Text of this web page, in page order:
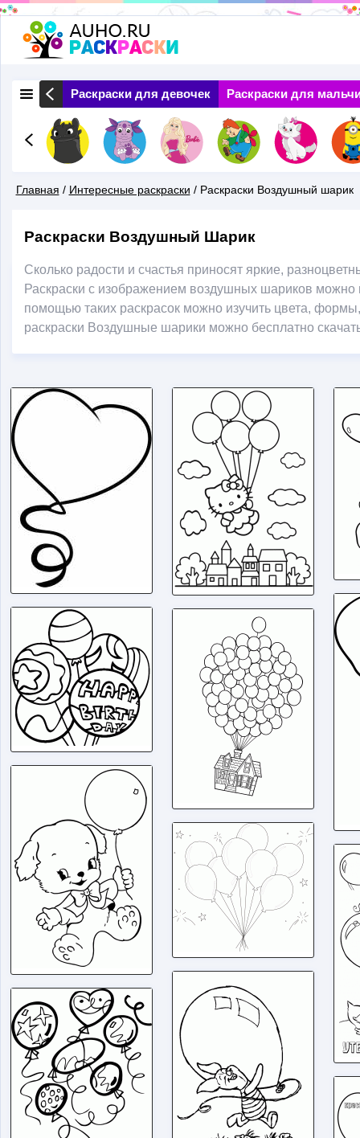
Перейти
к
основному
содержанию
Природа Раскраски для девочек Раскраски для
Здесь
Главная / Интересные раскраски / Раскраски Воздушный шарик
Раскраски Воздушный Шарик
Сколько радости и счастья приносят яркие,
Раскраски с изображением воздушных шариков
помощью таких раскрасок можно изучить цвета,
раскраски Воздушные шарики можно бесплатно